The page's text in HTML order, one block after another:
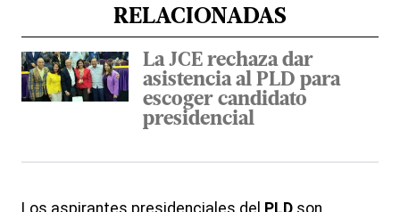
RELACIONADAS
La JCE rechaza dar
asistencia al PLD para
escoger candidato
presidencial
Los aspirantes presidenciales del PLD son